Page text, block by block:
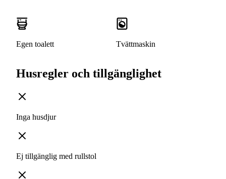
Egen toalett Tvättmaskin
Husregler och tillgänglighet
Inga husdjur
Ej tillgänglig med rullstol